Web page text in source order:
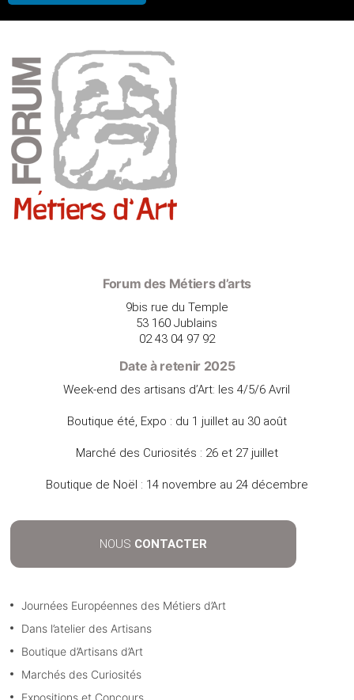
Forum des Métiers d’arts
9bis rue du Temple
53 160 Jublains
02 43 04 97 92
Date à retenir 2025
Week-end des artisans d’Art: les 4/5/6 Avril
Boutique été, Expo : du 1 juillet au 30 août
Marché des Curiosités : 26 et 27 juillet
Boutique de Noël : 14 novembre au 24 décembre
NOUS CONTACTER
Journées Européennes des Métiers d’Art
Dans l’atelier des Artisans
Boutique d’Artisans d’Art
Marchés des Curiosités
Expositions et Concours